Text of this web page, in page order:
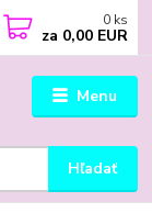
Menu
Hľadať
0 ks
za 0,00 EUR